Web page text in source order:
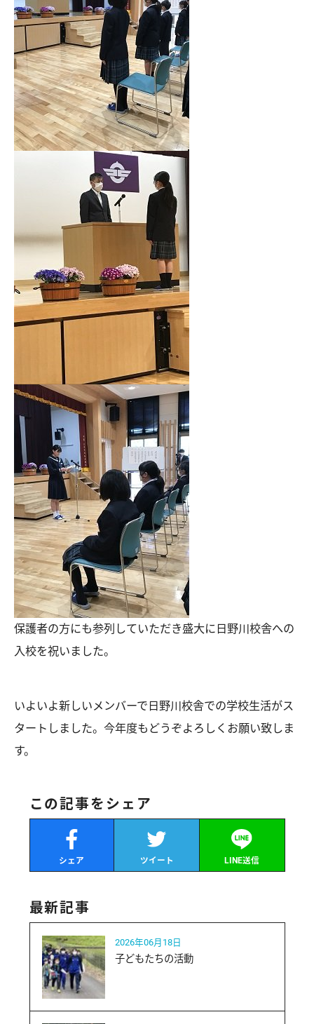
保護者の方にも参列していただき盛大に日野川校舎への
入校を祝いました。
いよいよ新しいメンバーで日野川校舎での学校生活がス
タートしました。今年度もどうぞよろしくお願い致しま
す。
この記事をシェア
シェア ツイート LINE送信
最新記事
2026年06月18日
子どもたちの活動